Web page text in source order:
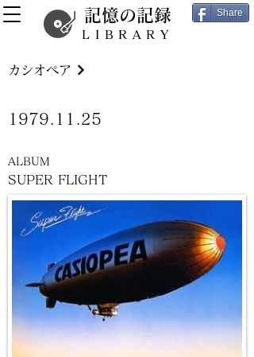
記憶の記録
LIBRARY
Share
SUPER FLIGHT
カシオペア
1979.11.25
ALBUM